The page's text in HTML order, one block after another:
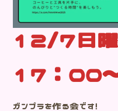
12/7日曜
17：00
ガンプラを作る会です！